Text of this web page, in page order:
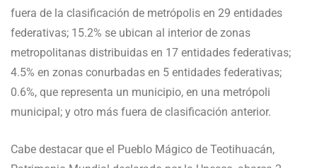
fuera de la clasificación de metrópolis en 29 entidades
federativas; 15.2% se ubican al interior de zonas
metropolitanas distribuidas en 17 entidades federativas;
4.5% en zonas conurbadas en 5 entidades federativas;
0.6%, que representa un municipio, en una metrópoli
municipal; y otro más fuera de clasificación anterior.
Cabe destacar que el Pueblo Mágico de Teotihuacán,